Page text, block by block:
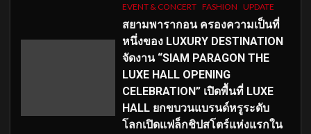
EVENT & CONCERT FASHION UPDATE
สยามพารากอน ครองความเป็นที่
หนึ่งของ LUXURY DESTINATION
จัดงาน “SIAM PARAGON THE
LUXE HALL OPENING
CELEBRATION” เปิดพื้นที่ LUXE
HALL ยกขบวนแบรนด์หรูระดับ
โลกเปิดแฟล็กชิปสโตร์แห่งแรกใน